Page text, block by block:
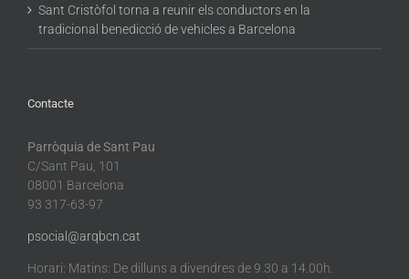
Sant Cristòfol torna a reunir els conductors en la
tradicional benedicció de vehicles a Barcelona
Contacte
Parròquia de Sant Pau
C/Sant Pau, 101
08001 Barcelona
93 317-63-97
psocial@arqbcn.cat
Horari: Matins: De dilluns a divendres de 9.30 a 14.00h.